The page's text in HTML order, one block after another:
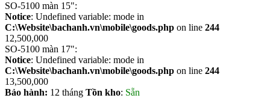
SO-5100 màn 15":
Notice: Undefined variable: mode in
C:\Website\bachanh.vn\mobile\goods.php on line 244
12,500,000
SO-5100 màn 17":
Notice: Undefined variable: mode in
C:\Website\bachanh.vn\mobile\goods.php on line 244
13,500,000
Bảo hành: 12 tháng Tồn kho: Sẵn